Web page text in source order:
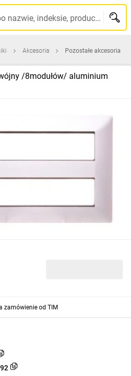
Szukaj po nazwie, indeksie, producencie, kodzie kreskowym...
Akcesoria Pozostałe akcesoria
/8modułów/ aluminium
zamówienie od TIM